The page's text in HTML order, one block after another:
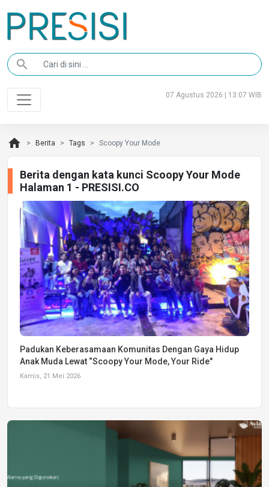
search
07 Agustus 2026 | 13:07 WIB
home Berita Tags Scoopy Your Mode
Berita dengan kata kunci Scoopy Your Mode
Halaman 1 - PRESISI.CO
Padukan Keberasamaan Komunitas Dengan Gaya Hidup
Anak Muda Lewat “Scoopy Your Mode, Your Ride"
Kamis, 21 Mei 2026